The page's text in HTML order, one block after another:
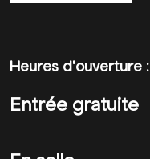
Heures d'ouverture :
Entrée gratuite